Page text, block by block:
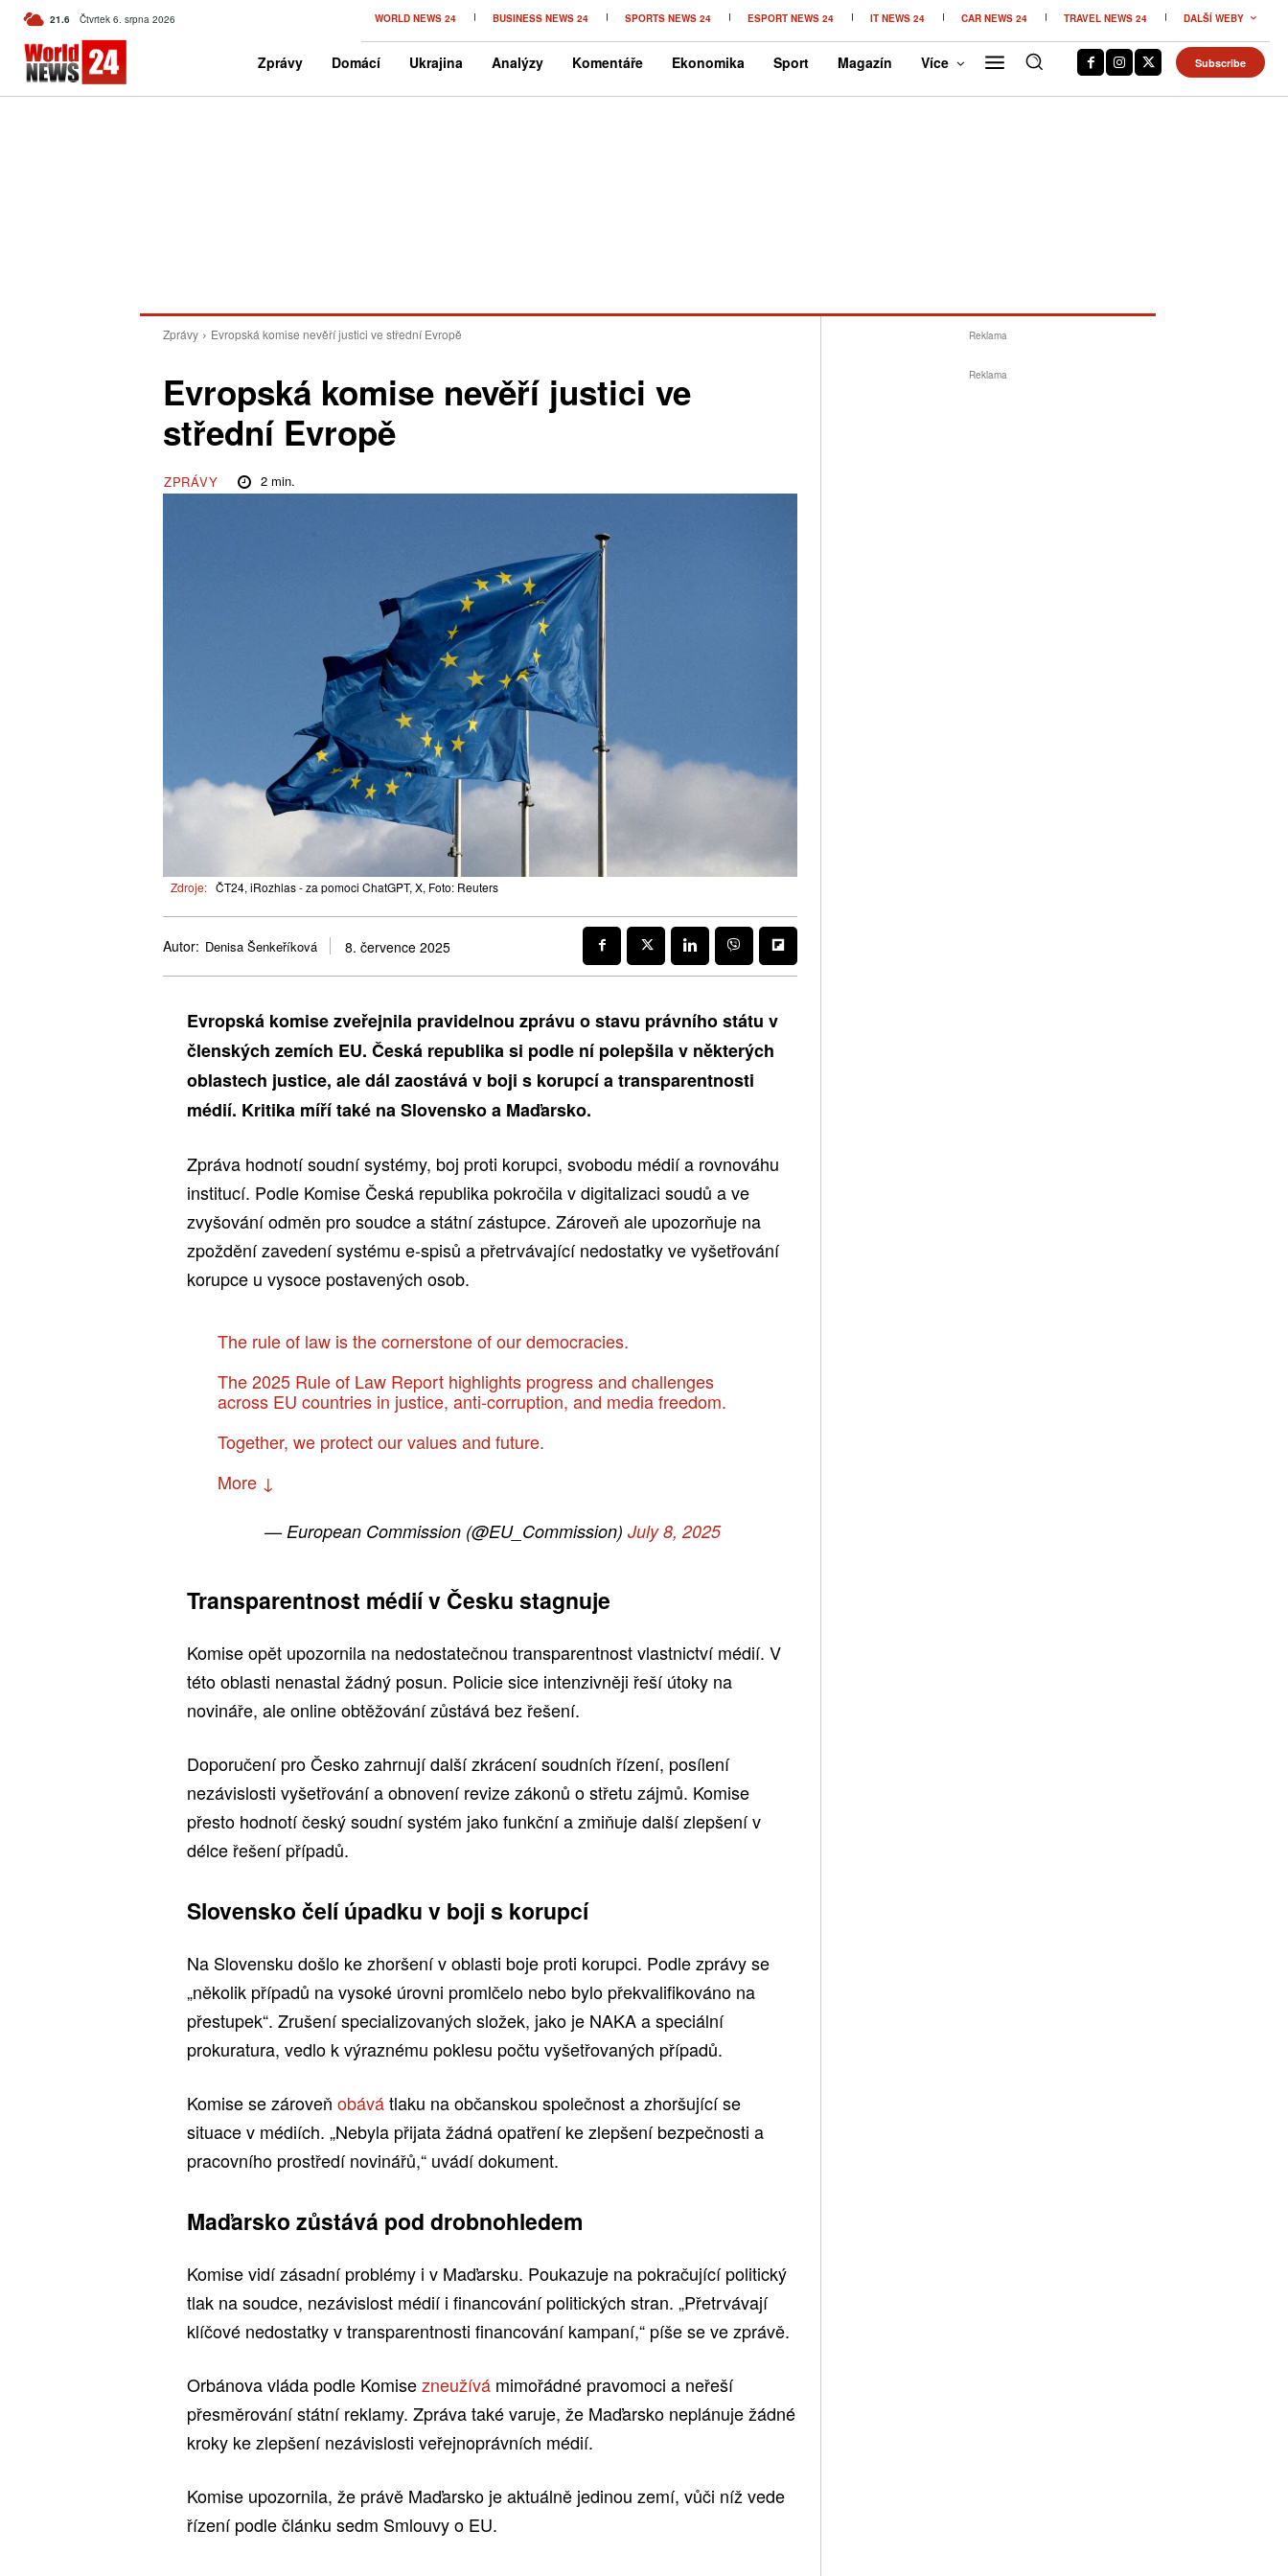
21.6 C Czech
Čtvrtek 6. srpna 2026 WORLD NEWS 24 BUSINESS NEWS 24 SPORTS NEWS 24 ESPORT NEWS 24 IT NEWS 24 CAR NEWS 24 TRAVEL NEWS 24 DALŠÍ WEBY
Zprávy Domácí Ukrajina Analýzy Komentáře Ekonomika Sport Magazín Více Subscribe
Zprávy Evropská komise nevěří justici ve střední Evropě
Evropská komise nevěří justici ve
střední Evropě
ZPRÁVY 2 min.
Zdroje: ČT24, iRozhlas - za pomoci ChatGPT, X, Foto: Reuters
Autor: Denisa Šenkeříková 8. července 2025
Evropská komise zveřejnila pravidelnou zprávu o stavu právního státu v
členských zemích EU. Česká republika si podle ní polepšila v některých
oblastech justice, ale dál zaostává v boji s korupcí a transparentnosti
médií. Kritika míří také na Slovensko a Maďarsko.
Zpráva hodnotí soudní systémy, boj proti korupci, svobodu médií a rovnováhu
institucí. Podle Komise Česká republika pokročila v digitalizaci soudů a ve
zvyšování odměn pro soudce a státní zástupce. Zároveň ale upozorňuje na
zpoždění zavedení systému e-spisů a přetrvávající nedostatky ve vyšetřování
korupce u vysoce postavených osob.
The rule of law is the cornerstone of our democracies.
The 2025 Rule of Law Report highlights progress and challenges
across EU countries in justice, anti-corruption, and media freedom.
Together, we protect our values and future.
More ↓
— European Commission (@EU_Commission) July 8, 2025
Transparentnost médií v Česku stagnuje
Komise opět upozornila na nedostatečnou transparentnost vlastnictví médií. V
této oblasti nenastal žádný posun. Policie sice intenzivněji řeší útoky na
novináře, ale online obtěžování zůstává bez řešení.
Doporučení pro Česko zahrnují další zkrácení soudních řízení, posílení
nezávislosti vyšetřování a obnovení revize zákonů o střetu zájmů. Komise
přesto hodnotí český soudní systém jako funkční a zmiňuje další zlepšení v
délce řešení případů.
Slovensko čelí úpadku v boji s korupcí
Na Slovensku došlo ke zhoršení v oblasti boje proti korupci. Podle zprávy se
„několik případů na vysoké úrovni promlčelo nebo bylo překvalifikováno na
přestupek“. Zrušení specializovaných složek, jako je NAKA a speciální
prokuratura, vedlo k výraznému poklesu počtu vyšetřovaných případů.
Komise se zároveň obávátlaku na občanskou společnost a zhoršující se
situace v médiích. „Nebyla přijata žádná opatření ke zlepšení bezpečnosti a
pracovního prostředí novinářů,“ uvádí dokument.
Maďarsko zůstává pod drobnohledem
Komise vidí zásadní problémy i v Maďarsku. Poukazuje na pokračující politický
tlak na soudce, nezávislost médií i financování politických stran. „Přetrvávají
klíčové nedostatky v transparentnosti financování kampaní,“ píše se ve zprávě.
Orbánova vláda podle Komisezneužívá mimořádné pravomoci a neřeší
přesměrování státní reklamy. Zpráva také varuje, že Maďarsko neplánuje žádné
kroky ke zlepšení nezávislosti veřejnoprávních médií.
Komise upozornila, že právě Maďarsko je aktuálně jedinou zemí, vůči níž vede
řízení podle článku sedm Smlouvy o EU.
Reklama
Reklama